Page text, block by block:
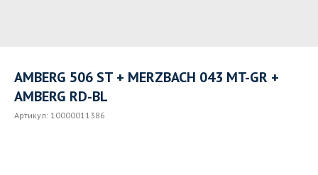
AMBERG 506 ST + MERZBACH 043 MT-GR +
AMBERG RD-BL
Артикул: 10000011386